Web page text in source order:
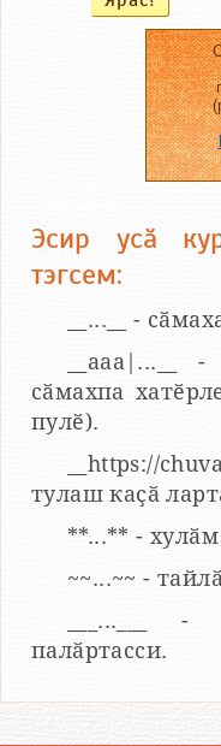
Эсир усӑ
тэгсем:
__...__ -
__aaa|...__
сӑмахпа
пулӗ).
__https://
тулаш каҫӑ
**...** -
~~...~~ -
___...___
палӑртасси.